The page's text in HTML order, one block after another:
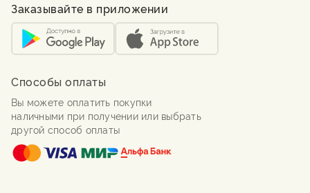
Заказывайте в приложении
Способы оплаты
Вы можете оплатить покупки
наличными при получении или выбрать
другой способ оплаты